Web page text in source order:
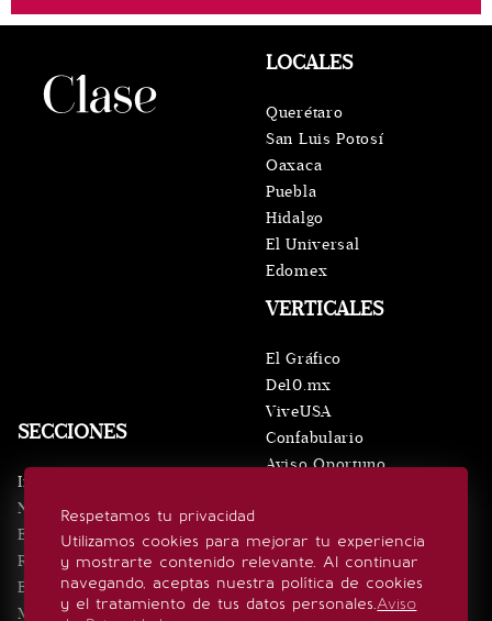
Respetamos tu privacidad
Utilizamos cookies para mejorar tu experiencia
y mostrarte contenido relevante. Al continuar
navegando, aceptas nuestra política de cookies
y el tratamiento de tus datos personales.Aviso
SECCIONES
Inicio
Noticias
Eventos
Realeza
Estilo de vida
Minuto x Minuto
VERTICALES
El Gráfico
De10.mx
ViveUSA
Confabulario
Aviso Oportuno
LOCALES
Querétaro
San Luis Potosí
Oaxaca
Puebla
Hidalgo
El Universal
Edomex
SÍGUENOS